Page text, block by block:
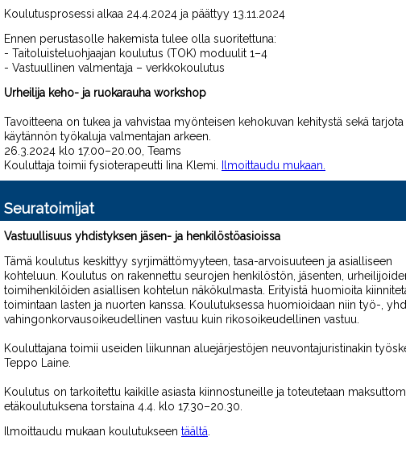
Koulutusprosessi alkaa 24.4.2024 ja päättyy 13 .11.2024
Ennen perustasolle hakemista tulee olla suoritettuna:
- Taitoluisteluohjaajan koulutus (TOK) moduulit 1–4
- Vastuullinen valmentaja – verkkokoulutus
Urheilija keho- ja ruokarauha workshop
Tavoitteena on tukea ja vahvistaa myönteisen kehokuvan kehitystä sekä tarjota
käytännön työkaluja valmentajan arkeen.
26.3.2024 klo 17.00–20.00 Teams
Kouluttaja toimii fysioterapeutti Iina Klemi Ilmoittaudu mukaan.
Seuratoimijat
Vastuullisuus yhdistyksen jäsen- ja henkilöstöasioissa
Tämä koulutus keskittyy syrjimättömyyteen, tasa-arvoisuuteen ja asialliseen
kohteluun. Koulutus on rakennettu seurojen henkilöstön, jäsenten,
toimihenkilöiden asiallisen kohtelun näkökulmasta. Erityistä huomioita
toimintaan lasten ja nuorten kanssa. Koulutuksessa huomioidaan niin työ-,
vahingonkorvausoikeudellinen vastuu kuin rikosoikeudellinen vastuu.
Kouluttajana toimii useiden liikunnan aluejärjestöjen neuvontajuristinakin
Teppo Laine
Koulutus on tarkoitettu kaikille asiasta kiinnostuneille ja toteutetaan
etäkoulutuksena torstaina 4.4. klo 17.30–20.30
Ilmoittaudu mukaan koulutukseen täältä